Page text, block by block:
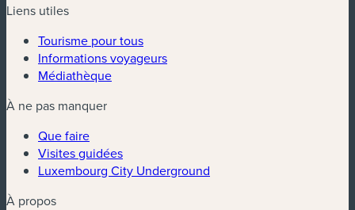
Liens utiles
Tourisme pour tous
Informations voyageurs
Médiathèque
À ne pas manquer
Que faire
Visites guidées
Luxembourg City Underground
À propos